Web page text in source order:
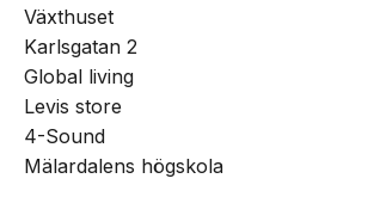
Växthuset
Karlsgatan 2
Global living
Levis store
4-Sound
Mälardalens högskola